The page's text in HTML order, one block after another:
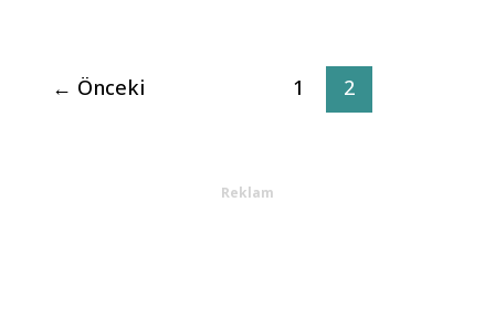
← Önceki 1 2
Reklam